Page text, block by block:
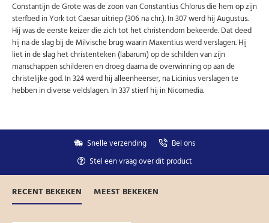
Constantijn de Grote was de zoon van Constantius Chlorus die hem op zijn
sterfbed in York tot Caesar uitriep (306 na chr.). In 307 werd hij Augustus.
Hij was de eerste keizer die zich tot het christendom bekeerde. Dat deed
hij na de slag bij de Milvische brug waarin Maxentius werd verslagen. Hij
liet in de slag het christenteken (labarum) op de schilden van zijn
manschappen schilderen en droeg daarna de overwinning op aan de
christelijke god. In 324 werd hij alleenheerser, na Licinius verslagen te
hebben in diverse veldslagen. In 337 stierf hij in Nicomedia.
Snelle verzending
Bel ons
Stel een vraag over dit product
RECENT BEKEKEN MEEST BEKEKEN